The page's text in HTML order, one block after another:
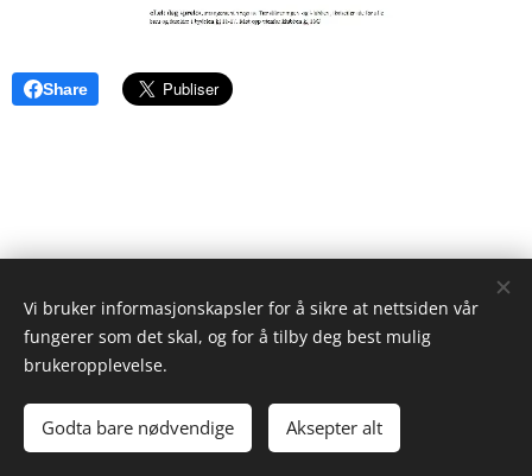
Share
Besøksadresse: Langbølgen 2 A, 1150 Oslo
Informasjonskapsler
Vi bruker informasjonskapsler for å sikre at nettsiden vår
fungerer som det skal, og for å tilby deg best mulig
brukeropplevelse.
Godta bare nødvendige Aksepter alt